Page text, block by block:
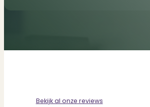
Bekijk al onze reviews